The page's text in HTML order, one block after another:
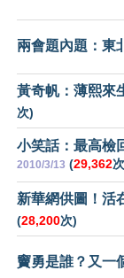
兩會題內題：東
黃奇帆：薄熙來
次)
小笑話：最高檢
2010/3/13 (29,362
新華網供圖！活
(28,200次)
竇勇是誰？又一